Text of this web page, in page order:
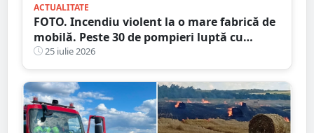
ACTUALITATE
FOTO. Incendiu violent la o mare fabrică de
mobilă. Peste 30 de pompieri luptă cu
flăcările, județul vecin
25 iulie 2026